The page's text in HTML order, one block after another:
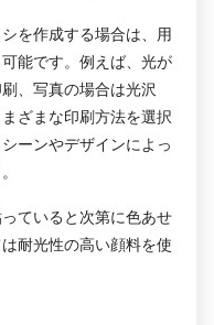
を作成する場合は、用
能です。例えば、光が
、写真の場合は光沢
ざまな印刷方法を選択
ーンやデザインによっ
ていると次第に色あせ
耐光性の高い顔料を使